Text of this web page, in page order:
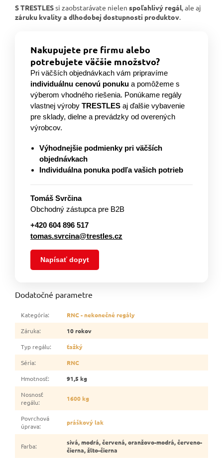
S TRESTLESsi zaobstarávate nielen spoľahlivý regál , ale aj
záruku kvality a dlhodobej dostupnosti produktov
Nakupujete pre firmu alebo
potrebujete väčšie množstvo?
Pri väčších objednávkach vám pripravíme
individuálnu cenovú ponuku a pomôžeme s
výberom vhodného riešenia. Ponúkame regály
vlastnej výroby TRESTLES aj ďalšie vybavenie
pre sklady, dielne a prevádzky od overených
výrobcov.
Výhodnejšie podmienky pri väčších
objednávkach
Individuálna ponuka podľa vašich potrieb
Tomáš Svrčina
Obchodný zástupca pre B2B
+420 604 896 517
tomas.svrcina@trestles.cz
Napísať dopyt
Dodatočné parametre
Kategória:
RNC - nekonečné regály
Záruka:
10 rokov
Typ regálu:
ťažký
Séria:
RNC
Hmotnosť:
91,5 kg
Nosnosť
regálu: 1600 kg
Povrchová
úprava: práškový lak
Farba:
sivá, modrá, červená, oranžovo-modrá, červeno-
čierna, žlto-čierna